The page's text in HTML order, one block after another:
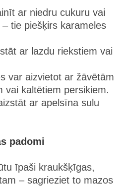
ar niedru cukuru vai
tie piešķirs karameles
ar lazdu riekstiem vai
var aizvietot ar žāvētām
vai kaltētiem persikiem.
ar apelsīna sulu
padomi
īpaši kraukšķīgas,
– sagrieziet to mazos